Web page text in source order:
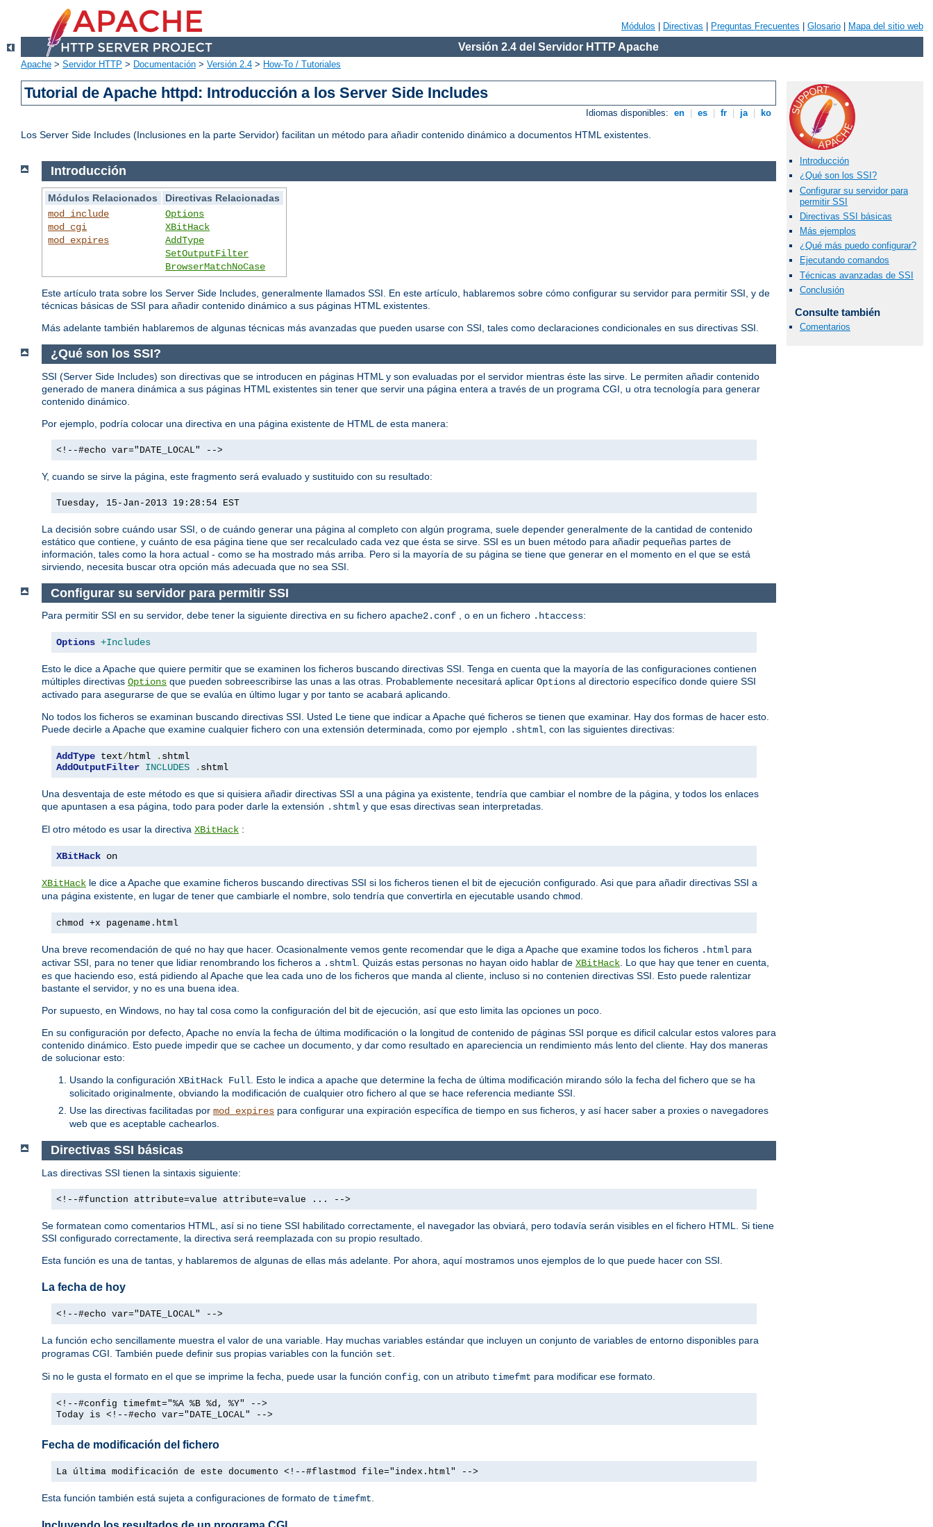
Módulos Directivas Preguntas Frecuentes Glosario Mapa del sitio web
Versión 2.4 del Servidor HTTP Apache
Apache > Servidor HTTP > Documentación > Versión 2.4 > How-To / Tutoriales
Tutorial de Apache httpd: Introducción a los Server Side Includes
Idiomas disponibles: en es fr ja ko
Los Server Side Includes (Inclusiones en la parte Servidor) facilitan un método para añadir contenido dinámico a documentos HTML existentes.
Introducción
¿Qué son los SSI?
Configurar su servidor para
permitir SSI
Directivas SSI básicas
Más ejemplos
¿Qué más puedo configurar?
Ejecutando comandos
Técnicas avanzadas de SSI
Conclusión
Consulte también
Comentarios
Introducción
Módulos Relacionados
Directivas Relacionadas
mod_include
mod_cgi
mod_expires
Options
XBitHack
AddType
SetOutputFilter
BrowserMatchNoCase
Este artículo trata sobre los Server Side Includes, generalmente llamados SSI. En este artículo, hablaremos sobre cómo configurar su servidor para permitir SSI, y de
técnicas básicas de SSI para añadir contenido dinámico a sus páginas HTML existentes.
Más adelante también hablaremos de algunas técnicas más avanzadas que pueden usarse con SSI, tales como declaraciones condicionales en sus directivas SSI.
¿Qué son los SSI?
SSI (Server Side Includes) son directivas que se introducen en páginas HTML y son evaluadas por el servidor mientras éste las sirve. Le permiten añadir contenido
generado de manera dinámica a sus páginas HTML existentes sin tener que servir una página entera a través de un programa CGI, u otra tecnología para generar
contenido dinámico.
Por ejemplo, podría colocar una directiva en una página existente de HTML de esta manera:
<!--#echo var="DATE_LOCAL" -->
Y, cuando se sirve la página, este fragmento será evaluado y sustituido con su resultado:
Tuesday, 15-Jan-2013 19:28:54 EST
La decisión sobre cuándo usar SSI, o de cuándo generar una página al completo con algún programa, suele depender generalmente de la cantidad de contenido
estático que contiene, y cuánto de esa página tiene que ser recalculado cada vez que ésta se sirve. SSI es un buen método para añadir pequeñas partes de
información, tales como la hora actual - como se ha mostrado más arriba. Pero si la mayoría de su página se tiene que generar en el momento en el que se está
sirviendo, necesita buscar otra opción más adecuada que no sea SSI.
Configurar su servidor para permitir SSI
Para permitir SSI en su servidor, debe tener la siguiente directiva en su fichero apache2.conf , o en un fichero .htaccess:
Options +Includes
Esto le dice a Apache que quiere permitir que se examinen los ficheros buscando directivas SSI. Tenga en cuenta que la mayoría de las configuraciones contienen
múltiples directivas Options que pueden sobreescribirse las unas a las otras. Probablemente necesitará aplicar Options al directorio específico donde quiere SSI
activado para asegurarse de que se evalúa en último lugar y por tanto se acabará aplicando.
No todos los ficheros se examinan buscando directivas SSI. Usted Le tiene que indicar a Apache qué ficheros se tienen que examinar. Hay dos formas de hacer esto.
Puede decirle a Apache que examine cualquier fichero con una extensión determinada, como por ejemplo .shtml, con las siguientes directivas:
AddType text/html .
AddOutputFilter INCLUDES . shtml
Una desventaja de este método es que si quisiera añadir directivas SSI a una página ya existente, tendría que cambiar el nombre de la página, y todos los enlaces
que apuntasen a esa página, todo para poder darle la extensión .shtml y que esas directivas sean interpretadas.
El otro método es usar la directiva XBitHack :
XBitHack on
XBitHack le dice a Apache que examine ficheros buscando directivas SSI si los ficheros tienen el bit de ejecución configurado. Asi que para añadir directivas SSI a
una página existente, en lugar de tener que cambiarle el nombre, solo tendría que convertirla en ejecutable usando chmod.
chmod +x pagename.html
Una breve recomendación de qué no hay que hacer. Ocasionalmente vemos gente recomendar que le diga a Apache que examine todos los ficheros .html para
activar SSI, para no tener que lidiar renombrando los ficheros a .shtml. Quizás estas personas no hayan oido hablar de XBitHack. Lo que hay que tener en cuenta,
es que haciendo eso, está pidiendo al Apache que lea cada uno de los ficheros que manda al cliente, incluso si no contenien directivas SSI. Esto puede ralentizar
bastante el servidor, y no es una buena idea.
Por supuesto, en Windows, no hay tal cosa como la configuración del bit de ejecución, así que esto limita las opciones un poco.
En su configuración por defecto, Apache no envía la fecha de última modificación o la longitud de contenido de páginas SSI porque es dificil calcular estos valores para
contenido dinámico. Esto puede impedir que se cachee un documento, y dar como resultado en apareciencia un rendimiento más lento del cliente. Hay dos maneras
de solucionar esto:
Usando la configuración XBitHack Full. Esto le indica a apache que determine la fecha de última modificación mirando sólo la fecha del fichero que se ha
solicitado originalmente, obviando la modificación de cualquier otro fichero al que se hace referencia mediante SSI.
Use las directivas facilitadas por mod_expires para configurar una expiración específica de tiempo en sus ficheros, y así hacer saber a proxies o navegadores
web que es aceptable cachearlos.
Directivas SSI básicas
Las directivas SSI tienen la sintaxis siguiente:
<!--#function attribute=value attribute=value ... -->
Se formatean como comentarios HTML, así si no tiene SSI habilitado correctamente, el navegador las obviará, pero todavía serán visibles en el fichero HTML. Si tiene
SSI configurado correctamente, la directiva será reemplazada con su propio resultado.
Esta función es una de tantas, y hablaremos de algunas de ellas más adelante. Por ahora, aquí mostramos unos ejemplos de lo que puede hacer con SSI.
La fecha de hoy
<!--#echo var="DATE_LOCAL" -->
La función echo sencillamente muestra el valor de una variable. Hay muchas variables estándar que incluyen un conjunto de variables de entorno disponibles para
programas CGI. También puede definir sus propias variables con la función set
Si no le gusta el formato en el que se imprime la fecha, puede usar la función config , con un atributo timefmt para modificar ese formato.
<!--#config timefmt="%A %B %d, %Y" -->
Today is <!--#echo var="DATE_LOCAL" -->
Fecha de modificación del fichero
La última modificación de este documento <!--#flastmod file="index.html" -->
Esta función también está sujeta a configuraciones de formato de timefmt.